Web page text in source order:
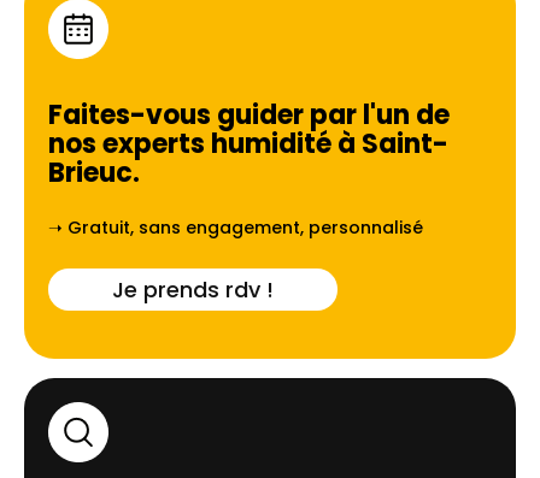
Faites-vous guider par l'un de
nos experts humidité à Saint-
Brieuc.
➝ Gratuit, sans engagement, personnalisé
Je prends rdv !